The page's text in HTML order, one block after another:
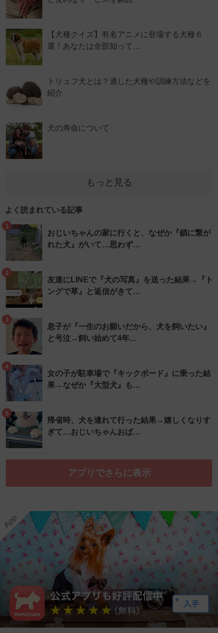
【犬種クイズ】有名アニメに登場する犬種６
選！あなたは全部知って…
トリュフ犬とは？適した犬種や訓練方法などを
紹介
犬の寿命について
もっと見る
よく読まれている記事
1
おじいちゃんの家に行くと、なぜか『鎖に繋が
れた犬』がいて…思わず…
2
友達にLINEで『犬の写真』を送った結果→『ト
ングで草』と返信がきて…
3
息子が『一生のお願いだから、犬を飼いたい』
と号泣→飼い始めて4年…
4
女の子が駐車場で『キックボード』に乗った結
果→なぜか『大型犬』も…
5
帰省時、犬を連れて行った結果→嬉しくなりす
ぎて…おじいちゃんおば…
アプリでさらに表示